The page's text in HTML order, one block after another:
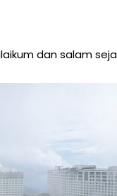
dan salam